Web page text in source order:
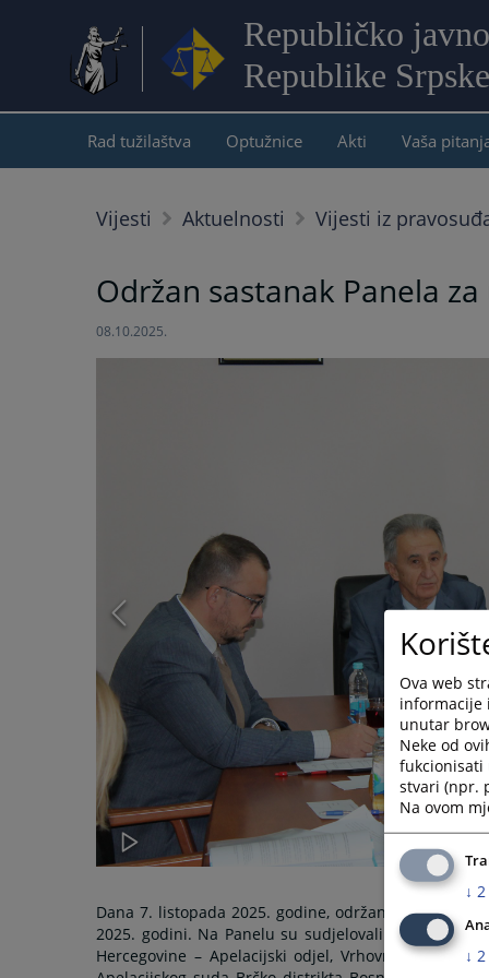
Republičko
Republike Srpske
Rad tužilaštva Optužnice Akti Vaša
Vijesti Aktuelnosti Vijesti iz
Održan sastanak Panela
08.10.2025.
Dana 7. listopada 2025. godine, održan je Panel za
2025. godini. Na Panelu su sudjelovali suci najviših
Hercegovine – Apelacijski odjel, Vrhovnog suda
Ova web
informacije
unutar
Neke od
fukcionisati
stvari (npr.
Na ovom
↓ 2
↓ 2